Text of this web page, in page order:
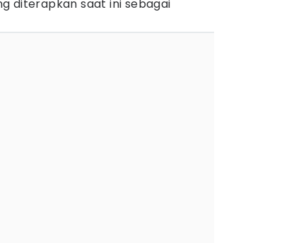
diterapkan saat ini sebagai